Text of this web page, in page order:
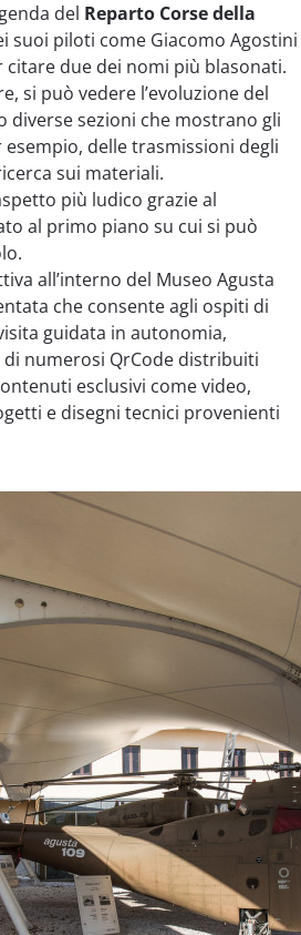
del Reparto Corse della
suoi piloti come Giacomo Agostini
citare due dei nomi più blasonati.
si può vedere l’evoluzione del
diverse sezioni che mostrano gli
delle trasmissioni degli
sui materiali.
più ludico grazie al
al primo piano su cui si può
all’interno del Museo Agusta
che consente agli ospiti di
guidata in autonomia,
numerosi QrCode distribuiti
esclusivi come video,
e disegni tecnici provenienti